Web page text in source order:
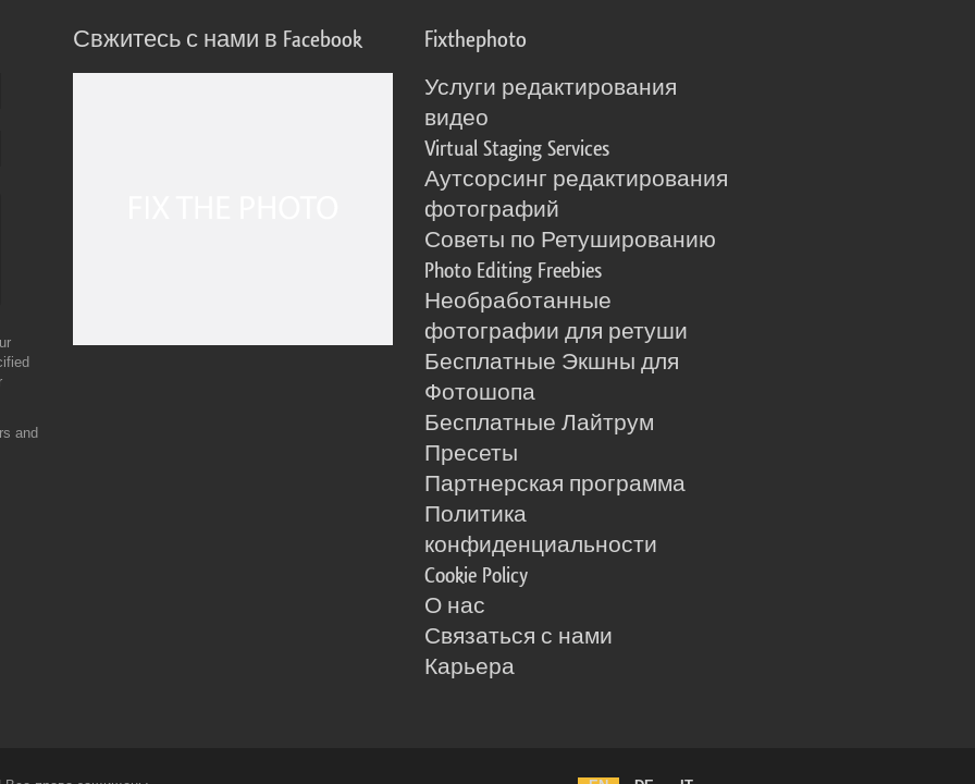
and
Свжитесь с нами в Facebook Fixthephoto
Услуги редактирования
видео
Virtual Staging Services
Аутсорсинг редактирования
фотографий
Советы по Ретушированию
Photo Editing Freebies
Необработанные
фотографии для ретуши
Бесплатные Экшны для
Фотошопа
Бесплатные Лайтрум
Пресеты
Партнерская программа
Политика
конфиденциальности
Cookie Policy
О нас
Связаться с нами
Карьера